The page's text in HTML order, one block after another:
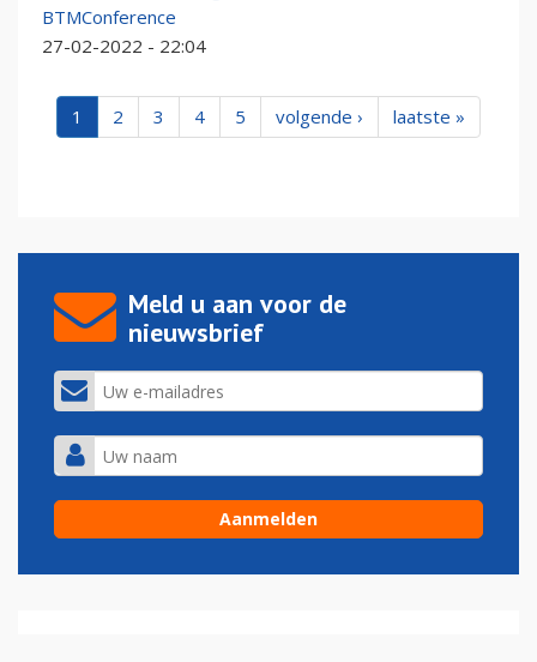
BTMConference
27-02-2022 - 22:04
1 2 3 4 5 volgende › laatste »
Meld u aan voor de
nieuwsbrief